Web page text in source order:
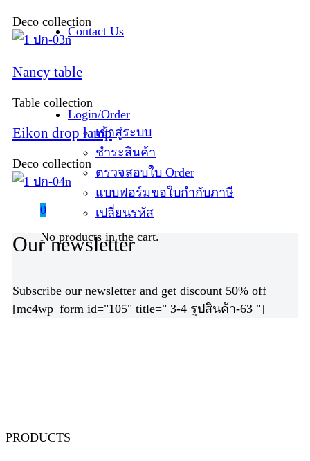
Contact Us
Login/Order
เข้าสู่ระบบ
ชำระสินค้า
ตรวจสอบใบ Order
แบบฟอร์มขอใบกำกับภาษี
เปลี่ยนรหัส
0
No products in the cart.
Deco collection
Nancy table
Table collection
Eikon drop lamp
Deco collection
Our newsletter
Subscribe our newsletter and get discount 50% off
[mc4wp_form id="105" title=" 3-4 รูปสินค้า-63 "]
PRODUCTS